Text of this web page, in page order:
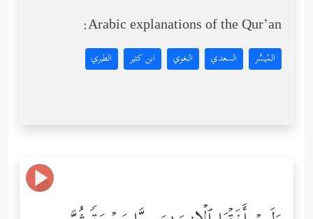
Arabic explanations of the Qur’an:
المُيسَّر السعدي البغوي ابن كثير الطبري